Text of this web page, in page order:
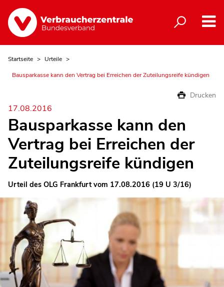
Startseite
Urteile
Bausparkasse kann den Vertrag bei Erreichen der Zuteilungsreife kündigen
Drucken
17.08.2016
Bausparkasse kann den
Vertrag bei Erreichen der
Zuteilungsreife kündigen
Urteil des OLG Frankfurt vom 17.08.2016 (19 U 3/16)